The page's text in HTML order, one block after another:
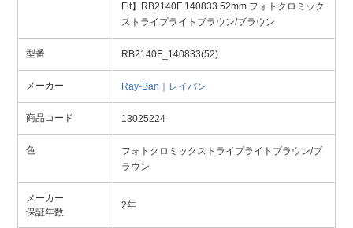
Fit】RB2140F 140833 52mm フォトクロミック
ストライプライトブラウン/ブラウン
型番 RB2140F_140833(52)
メーカー Ray-Ban｜レイバン
商品コード 13025224
色
フォトクロミックストライプライトブラウン/ブ
ラウン
メーカー
保証年数
2年